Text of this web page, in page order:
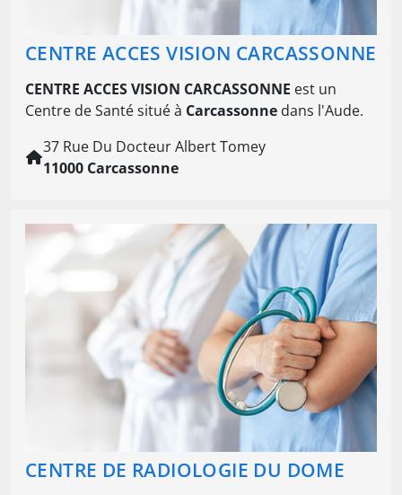
CENTRE ACCES VISION CARCASSONNE
CENTRE ACCES VISION CARCASSONNE est un
Centre de Santé situé à Carcassonne dans l'Aude.
37 Rue Du Docteur Albert Tomey
11000 Carcassonne
CENTRE DE RADIOLOGIE DU DOME